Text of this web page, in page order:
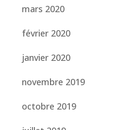
mars 2020
février 2020
janvier 2020
novembre 2019
octobre 2019